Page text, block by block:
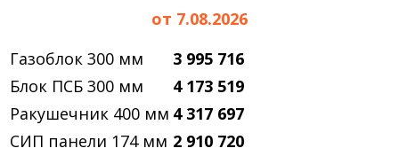
от 7.08.2026
Газоблок 300 мм
3 995 716
Блок ПСБ 300 мм
4 173 519
Ракушечник 400 мм 4 317 697
СИП панели 174 мм 2 910 720